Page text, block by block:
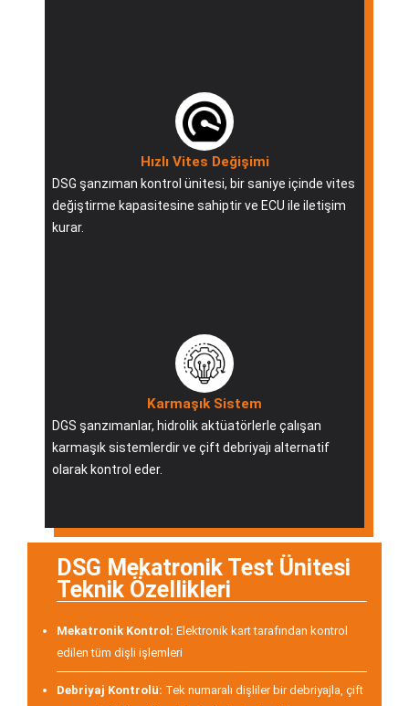
Hızlı Vites Değişimi
DSG şanzıman kontrol ünitesi, bir saniye içinde vites
değiştirme kapasitesine sahiptir ve ECU ile iletişim
kurar.
Karmaşık Sistem
DGS şanzımanlar, hidrolik aktüatörlerle çalışan
karmaşık sistemlerdir ve çift debriyajı alternatif
olarak kontrol eder.
DSG Mekatronik Test Ünitesi
Teknik Özellikleri
Mekatronik Kontrol: Elektronik kart tarafından kontrol
edilen tüm dişli işlemleri
Debriyaj Kontrolü: Tek numaralı dişliler bir debriyajla, çift